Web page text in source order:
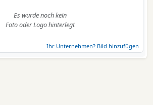
Es wurde noch kein
Foto oder Logo hinterlegt
Ihr Unternehmen? Bild hinzufügen